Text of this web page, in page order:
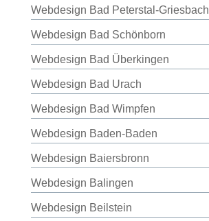
Webdesign Bad Peterstal-Griesbach
Webdesign Bad Schönborn
Webdesign Bad Überkingen
Webdesign Bad Urach
Webdesign Bad Wimpfen
Webdesign Baden-Baden
Webdesign Baiersbronn
Webdesign Balingen
Webdesign Beilstein